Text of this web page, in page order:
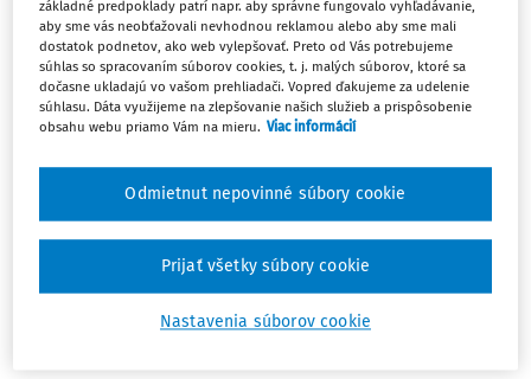
predpisov a ktorým sa menia a dopĺňajú niektoré
zákony, vyšiel v Zbierke zákonov pod č.266/2017
Z.z.Účinnosť nadobudol15. novembra 2017.
Účelom právnej úpravy je zavedenieminimálnej miery
valorizácie dôchodkov.
právnej úpravy zákona o sociálnom poistení v oblasti
platenia poistného na úrazové poistenie po roku 2017
zmenu právnej úpravy na základe podnetov z aplikačnej
praxe týkajúcich sa:
výberu poistného na sociálne poistenie a povinných
príspevkov na starobné dôchodkové sporenie (ďalej len
základné predpoklady patrí napr. aby správne fungovalo vyhľadávanie,
aby sme vás neobťažovali nevhodnou reklamou alebo aby sme mali
dostatok podnetov, ako web vylepšovať. Preto od Vás potrebujeme
súhlas so spracovaním súborov cookies, t. j. malých súborov, ktoré sa
dočasne ukladajú vo vašom prehliadači. Vopred ďakujeme za udelenie
súhlasu. Dáta využijeme na zlepšovanie našich služieb a prispôsobenie
obsahu webu priamo Vám na mieru. Viac informácií
Nastavenia súborov cookie
Odmietnut nepovinné súbory cookie
Prijať všetky súbory cookie